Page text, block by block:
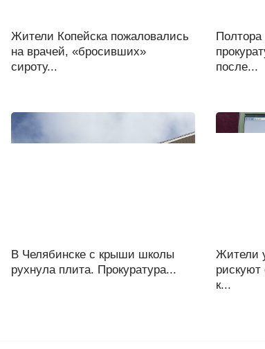
Жители Копейска пожаловались
на врачей, «бросивших»
сироту...
Полтора
после...
В Челябинске с крыши школы
рухнула плита. Прокуратура...
Жители
рискуют
к...